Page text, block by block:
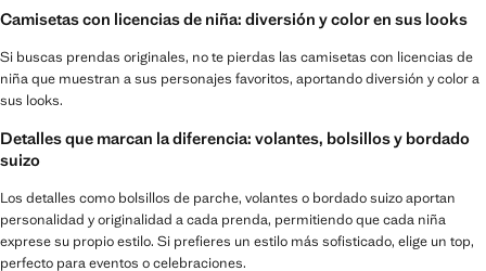
Camisetas con licencias de niña: diversión y color en sus looks
Si buscas prendas originales, no te pierdas las camisetas con licencias de
niña que muestran a sus personajes favoritos, aportando diversión y color a
sus looks.
Detalles que marcan la diferencia: volantes, bolsillos y bordado
suizo
Los detalles como bolsillos de parche, volantes o bordado suizo aportan
personalidad y originalidad a cada prenda, permitiendo que cada niña
exprese su propio estilo. Si prefieres un estilo más sofisticado, elige un top,
perfecto para eventos o celebraciones.